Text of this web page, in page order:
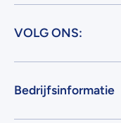
VOLG ONS:
Bedrijfsinformatie